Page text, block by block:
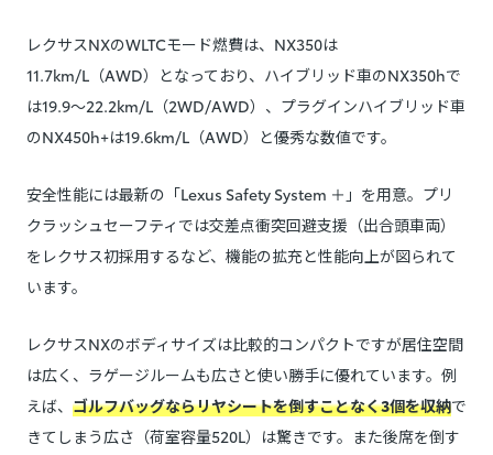
レクサスNXのWLTCモード燃費は、NX350は
11.7km/L（AWD）となっており、ハイブリッド車のNX350hで
は19.9～22.2km/L（2WD/AWD）、プラグインハイブリッド車
のNX450h+は19.6km/L（AWD）と優秀な数値です。
安全性能には最新の「Lexus Safety System ＋」を用意。プリ
クラッシュセーフティでは交差点衝突回避支援（出合頭車両）
をレクサス初採用するなど、機能の拡充と性能向上が図られて
います。
レクサスNXのボディサイズは比較的コンパクトですが居住空間
は広く、ラゲージルームも広さと使い勝手に優れています。例
えば、 ゴルフバッグならリヤシートを倒すことなく3個を収納で
きてしまう広さ（荷室容量520L）は驚きです。また後席を倒す